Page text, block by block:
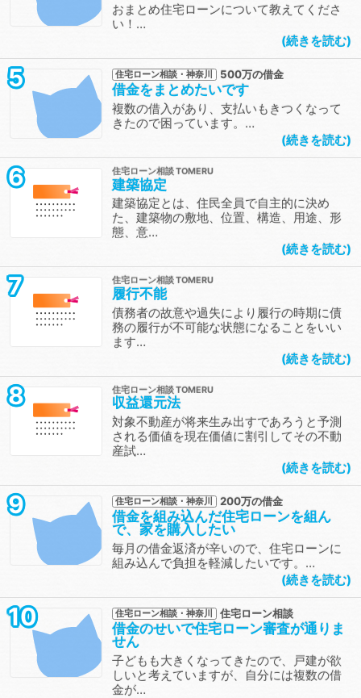
おまとめ住宅ローンについて教えてくださ
い！…
続きを読む
5 住宅ローン相談・神奈川 500万の借金
借金をまとめたいです
複数の借入があり、支払いもきつくなって
きたので困っています。…
続きを読む
6 住宅ローン相談
建築協定
建築協定とは、住民全員で自主的に決め
た、建築物の敷地、位置、構造、用途、形
態、意…
続きを読む
7 住宅ローン相談
履行不能
債務者の故意や過失により履行の時期に債
務の履行が不可能な状態になることをいい
ます…
続きを読む
8 住宅ローン相談
収益還元法
対象不動産が将来生み出すであろうと予測
される価値を現在価値に割引してその不動
産試…
続きを読む
9 住宅ローン相談・神奈川 200万の借金
借金を組み込んだ住宅ローンを組ん
で、家を購入したい
毎月の借金返済が辛いので、住宅ローンに
組み込んで負担を軽減したいです。…
続きを読む
10 住宅ローン相談・神奈川 住宅ローン相談
借金のせいで住宅ローン審査が通りま
せん
子どもも大きくなってきたので、戸建が欲
しいと考えていますが、自分には複数の借
金が…